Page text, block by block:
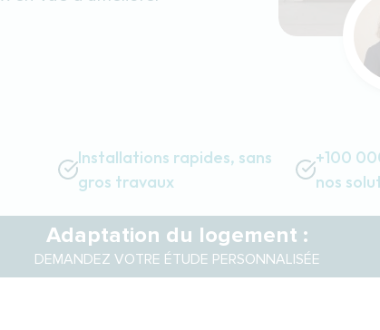
Installations rapides, sans
gros travaux
+100
nos
Adaptation du logement :
DEMANDEZ VOTRE ÉTUDE PERSONNALISÉE